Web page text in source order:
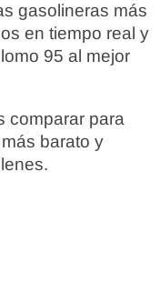
gasolineras más
en tiempo real y
95 al mejor
comparar para
barato y